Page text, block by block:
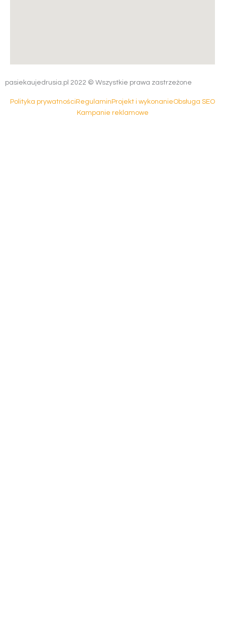
pasiekaujedrusia.pl 2022 © Wszystkie prawa zastrzeżone
Polityka prywatności Regulamin Projekt i wykonanieObsługa SEO
Kampanie reklamowe